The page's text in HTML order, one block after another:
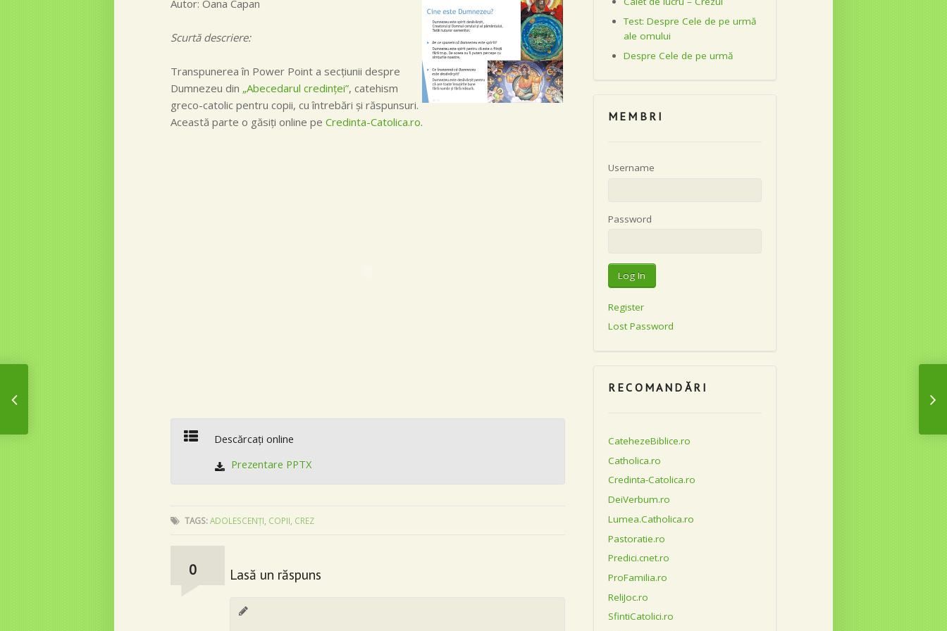
Autor: Oana Capan
Scurtă descriere:
Transpunerea în Power Point a secţiunii despre
Dumnezeu din „Abecedarul credinţei”, catehism
greco-catolic pentru copii, cu întrebări şi răspunsuri.
Această parte o găsiţi online pe Credinta-Catolica.ro.
Descărcaţi online
Prezentare PPTX
TAGS: ADOLESCENŢI COPII CREZ
0
Lasă un răspuns
Test: Despre Cele de pe urmă
ale omului
Despre Cele de pe urmă
MEMBRI
Username
Password
Register
Lost Password
RECOMANDĂRI
CatehezeBiblice.ro
Catholica.ro
Credinta-Catolica.ro
DeiVerbum.ro
Lumea.Catholica.ro
Pastoratie.ro
Predici.cnet.ro
ProFamilia.ro
ReliJoc.ro
SfintiCatolici.ro
ABC